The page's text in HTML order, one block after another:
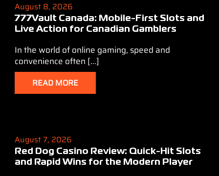
August 8, 2026
777Vault Canada: Mobile‑First Slots and
Live Action for Canadian Gamblers
In the world of online gaming, speed and
convenience often [...]
READ MORE
August 7, 2026
Red Dog Casino Review: Quick‑Hit Slots
and Rapid Wins for the Modern Player